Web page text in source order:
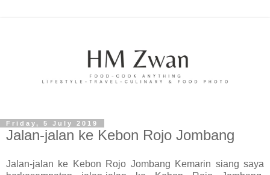
Friday, 5 July 2019
Jalan-jalan ke Kebon Rojo Jombang
Jalan-jalan ke Kebon Rojo Jombang Kemarin siang saya